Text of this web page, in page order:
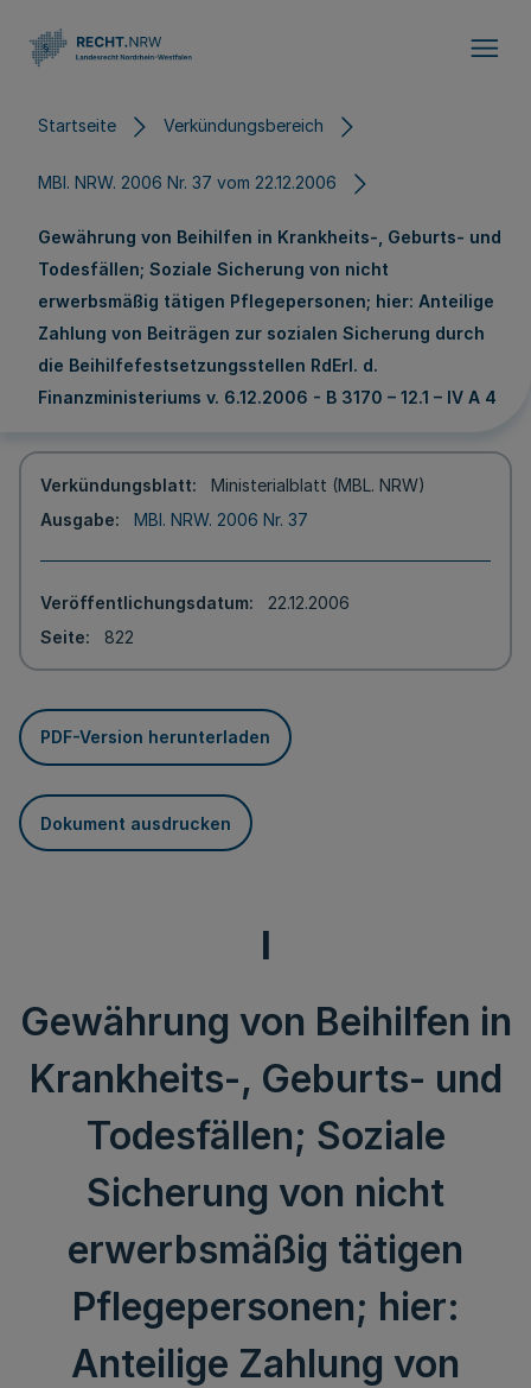
Startseite Verkündungsbereich
MBl. NRW. 2006 Nr. 37 vom 22.12.2006
Gewährung von Beihilfen in Krankheits-, Geburts- und
Todesfällen; Soziale Sicherung von nicht
erwerbsmäßig tätigen Pflegepersonen; hier: Anteilige
Zahlung von Beiträgen zur sozialen Sicherung durch
die Beihilfefestsetzungsstellen RdErl. d.
Finanzministeriums v. 6.12.2006 - B 3170 – 12.1 – IV A 4
Verkündungsblatt
Ministerialblatt (MBL. NRW)
Ausgabe
MBl. NRW. 2006 Nr. 37
Veröffentlichungsdatum
22.12.2006
Seite
822
PDF-Version herunterladen
Dokument ausdrucken
I
Gewährung von Beihilfen in
Krankheits-, Geburts- und
Todesfällen; Soziale
Sicherung von nicht
erwerbsmäßig tätigen
Pflegepersonen; hier:
Anteilige Zahlung von